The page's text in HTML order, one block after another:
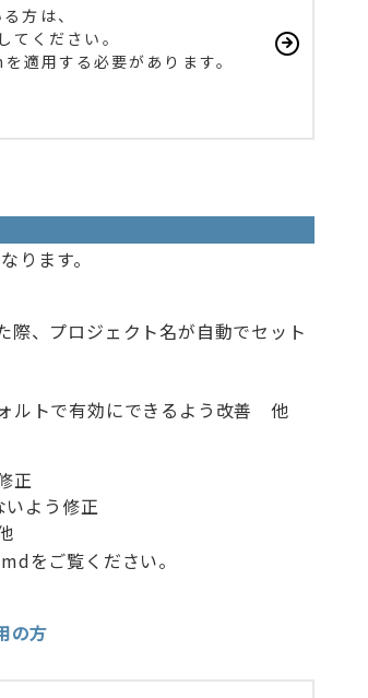
方は、
ください。
用する必要があります。
ります。
際、プロジェクト名が自動でセット
ルトで有効にできるよう改善 他
正
よう修正
をご覧ください。
の方